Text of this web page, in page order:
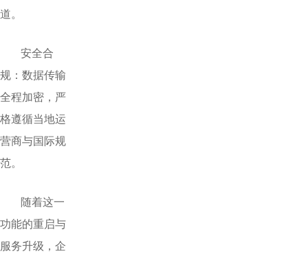
道。
安全合
规：数据传输
全程加密，严
格遵循当地运
营商与国际规
范。
随着这一
功能的重启与
服务升级，企